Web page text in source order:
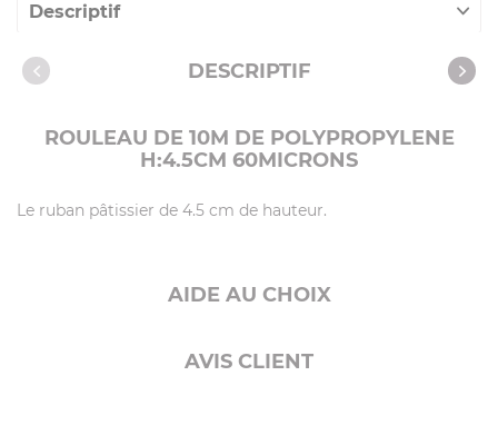
Descriptif
Caractéristiques DESCRIPTIF
ROULEAU DE 10M DE POLYPROPYLENE
H:4.5CM 60MICRONS
Le ruban pâtissier de 4.5 cm de hauteur.
AIDE AU CHOIX
AVIS CLIENT